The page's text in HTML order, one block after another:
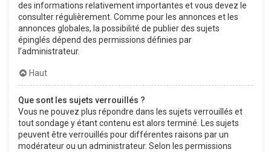
des informations relativement importantes et vous devez le
consulter régulièrement. Comme pour les annonces et les
annonces globales, la possibilité de publier des sujets
épinglés dépend des permissions définies par
l’administrateur.
Haut
Que sont les sujets verrouillés ?
Vous ne pouvez plus répondre dans les sujets verrouillés et
tout sondage y étant contenu est alors terminé. Les sujets
peuvent être verrouillés pour différentes raisons par un
modérateur ou un administrateur. Selon les permissions